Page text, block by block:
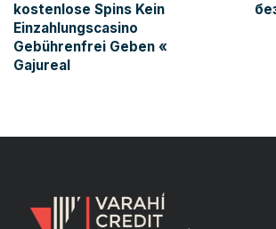
kostenlose Spins Kein
Einzahlungscasino
Gebührenfrei Geben «
Gajureal